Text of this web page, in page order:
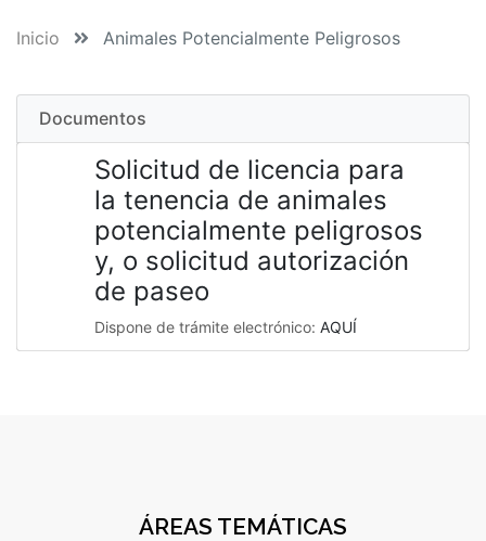
Inicio Animales Potencialmente Peligrosos
Documentos
Solicitud de licencia para
la tenencia de animales
potencialmente peligrosos
y, o solicitud autorización
de paseo
Dispone de trámite electrónico: AQUÍ
ÁREAS TEMÁTICAS